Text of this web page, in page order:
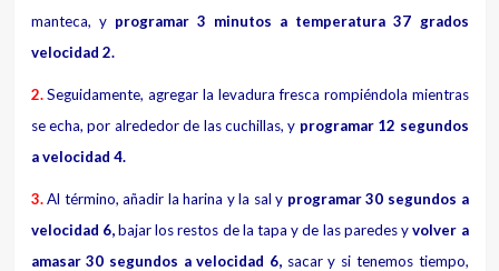
manteca, y programar 3 minutos a temperatura 37 grados
velocidad 2.
2.Seguidamente, agregar la levadura fresca rompiéndola mientras
se echa, por alrededor de las cuchillas, y programar 12 segundos
a velocidad 4.
3.Al término, añadir la harina y la sal y programar 30 segundos a
velocidad 6,bajar los restos de la tapa y de las paredes yvolver a
amasar 30 segundos a velocidad 6, sacar y si tenemos tiempo,